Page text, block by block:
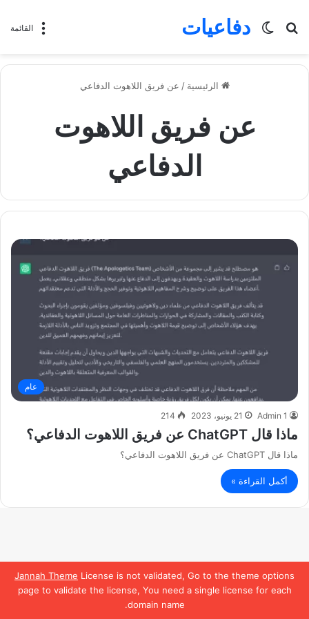
Jannah Theme License is not validated, Go to the theme options
page to validate the license, You need a single license for each
domain name.
القائمة دفاعيات
بحث
الوضع
الرئيسية / عن فريق اللاهوت الدفاعي
عن فريق اللاهوت
الدفاعي
عام
Admin 1 21 يونيو، 2023 214
ماذا قال ChatGPT عن فريق اللاهوت الدفاعي؟
ماذا قال ChatGPT عن فريق اللاهوت الدفاعي؟
أكمل القراءة »